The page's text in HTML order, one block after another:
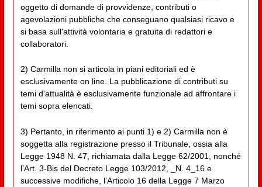
oggetto di domande di provvidenze, contributi o
agevolazioni pubbliche che conseguano qualsiasi ricavo e
si basa sull'attività volontaria e gratuita di redattori e
collaboratori.
2) Carmilla non si articola in piani editoriali ed è
esclusivamente on line. La pubblicazione di contributi su
temi d'attualità è esclusivamente funzionale ad affrontare i
temi sopra elencati.
3) Pertanto, in riferimento ai punti 1) e 2) Carmilla non è
soggetta alla registrazione presso il Tribunale, ossia alla
Legge 1948 N. 47, richiamata dalla Legge 62/2001, nonché
l’Art. 3-Bis del Decreto Legge 103/2012, _N. 4_16 e
successive modifiche, l’Articolo 16 della Legge 7 Marzo